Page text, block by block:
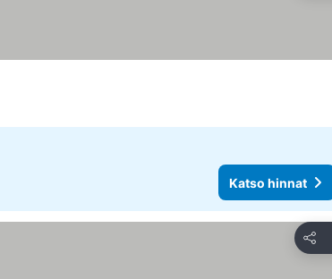
Katso hinnat
Jaa